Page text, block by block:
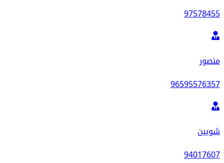
97578455
منصور
96595576357
شوبين
94017607